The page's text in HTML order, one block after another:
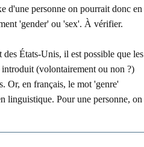
d'une personne on pourrait donc en
'gender' ou 'sex'. À vérifier.
États-Unis, il est possible que les
introduit (volontairement ou non ?)
Or, en français, le mot 'genre'
linguistique. Pour une personne, on